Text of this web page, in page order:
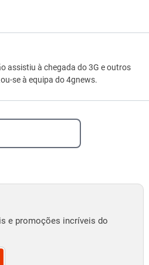
assistiu à chegada do 3G e outros
se à equipa do 4gnews.
e promoções incríveis do